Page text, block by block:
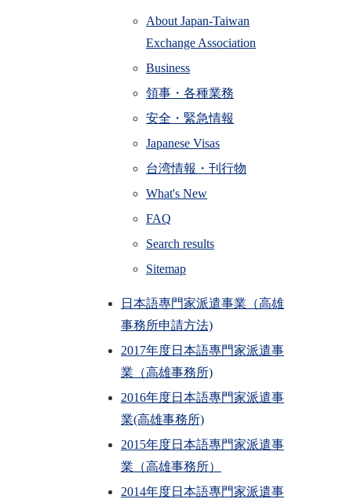
About Japan-Taiwan
Exchange Association
Business
領事・各種業務
安全・緊急情報
Japanese Visas
台湾情報・刊行物
What's New
FAQ
Search results
Sitemap
日本語專門家派遣事業（高雄
事務所申請方法)
2017年度日本語專門家派遣事
業（高雄事務所)
2016年度日本語專門家派遣事
業(高雄事務所)
2015年度日本語專門家派遣事
業（高雄事務所）
2014年度日本語專門家派遣事